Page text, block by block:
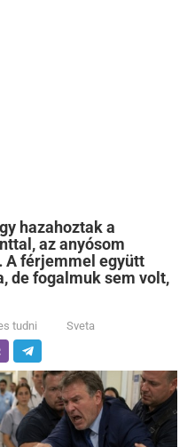
hazahoztak a
az anyósom
A férjemmel együtt
de fogalmuk sem volt,
tudni Sveta